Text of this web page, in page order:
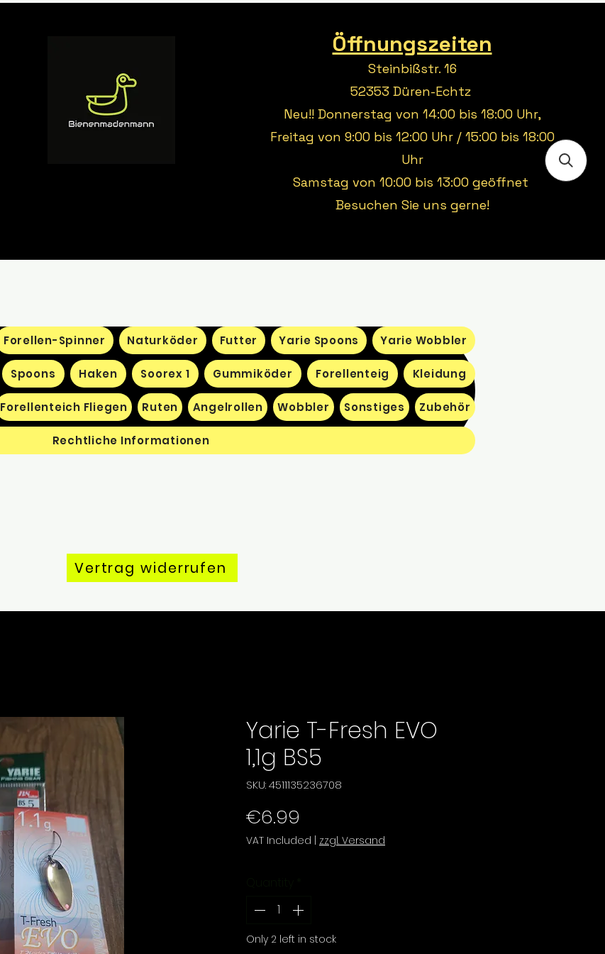
Öffnungszeiten
Steinbißstr. 16
52353 Düren-Echtz
Neu!! Donnerstag von 14:00 bis 18:00 Uhr,
Freitag von 9:00 bis 12:00 Uhr / 15:00 bis 18:00
Uhr
Samstag von 10:00 bis 13:00 geöffnet
Besuchen Sie uns gerne!
Forellen-Spinner Naturköder Futter Yarie Spoons Yarie Wobbler
Spoons Haken Soorex 1 Gummiköder Forellenteig Kleidung
Forellenteich Fliegen Ruten Angelrollen Wobbler Sonstiges Zubehör
Rechtliche Informationen
Vertrag widerrufen
Yarie T-Fresh EVO
1,1g BS5
SKU: 4511135236708
€6.99
VAT Included zzgl. Versand
Only 2 left in stock